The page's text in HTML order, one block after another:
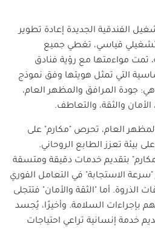
الفندقية الجديدة إعادة تطوير
من 400 معيار تشغيلي قياسي، تغطي جميع
تمت مواءمتها مع رؤية فنادق
التي تمثل هويتها وفق نموذج
جودة المرافق والمظهر العام،
الأمان والثقة، والتعاطف.
العام، تحرص "مكارم" على
بيئة تعزز الطابع الروحاني.
"مكارم" بتقديم خدمات دقيقة ومتسقة
الاستجابة" في التعامل الفوري
الذروة. أما "الثقة والأمان" فتتجلى
بإجراءات السلامة. وأخيرًا، يُجسد
خدمة إنسانية تراعي احتياجات